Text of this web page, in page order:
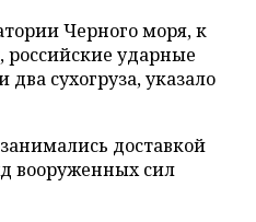
Черного моря, к
российские ударные
сухогруза, указало
доставкой
вооруженных сил